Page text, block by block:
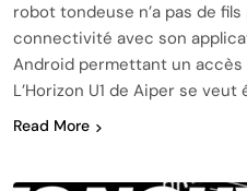
robot tondeuse n’a pas de
connectivité avec son
Android permettant un
L’Horizon U1 de Aiper se veut
Read More